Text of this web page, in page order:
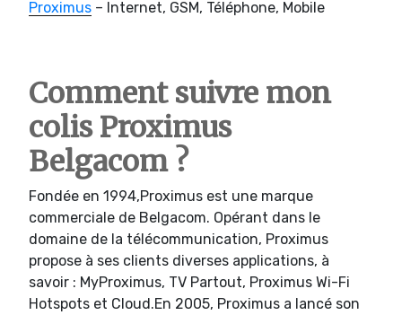
Proximus – Internet, GSM, Téléphone, Mobile
Comment suivre mon
colis Proximus
Belgacom ?
Fondée en 1994,Proximus est une marque
commerciale de Belgacom. Opérant dans le
domaine de la télécommunication, Proximus
propose à ses clients diverses applications, à
savoir : MyProximus, TV Partout, Proximus Wi-Fi
Hotspots et Cloud.En 2005, Proximus a lancé son